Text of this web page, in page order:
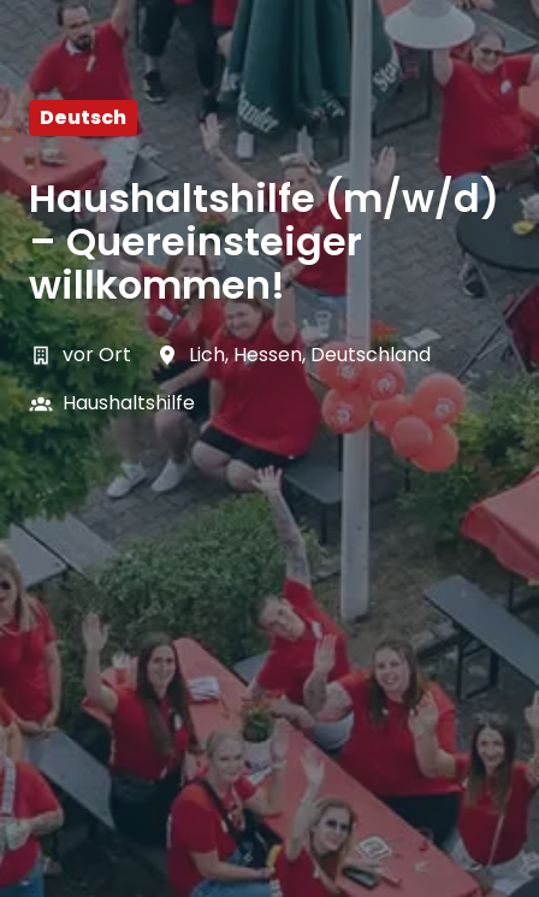
Deutsch
Haushaltshilfe (m/w/d)
– Quereinsteiger
willkommen!
vor Ort Lich,Hessen,Deutschland
Haushaltshilfe